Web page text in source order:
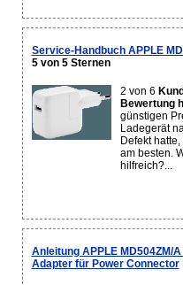
Service-Handbuch APPLE
5 von 5 Sternen
2 von 6
Bewertung
günstigen
Ladegerät
Defekt
am besten.
hilfreich?...
Anleitung APPLE MD504ZM/
Adapter für Power Connector